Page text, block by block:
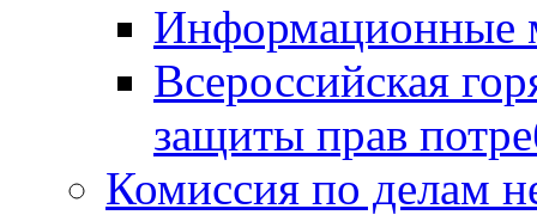
Информационные
Всероссийская
защиты прав
Комиссия по делам